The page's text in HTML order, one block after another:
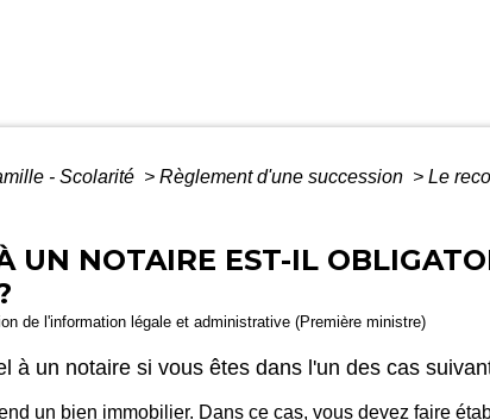
- Scolarité > Règlement d'une succession > Le
UN NOTAIRE EST-IL
de l'information légale et administrative (Première ministre)
à un notaire si vous êtes dans l'un des cas
un bien immobilier. Dans ce cas, vous devez faire